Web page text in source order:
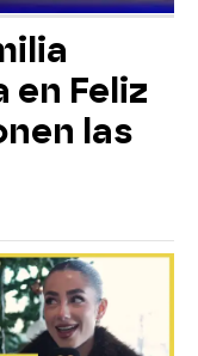
en Feliz
las